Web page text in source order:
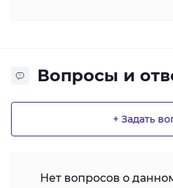
Вопросы и
+ Задать
Нет вопросов о